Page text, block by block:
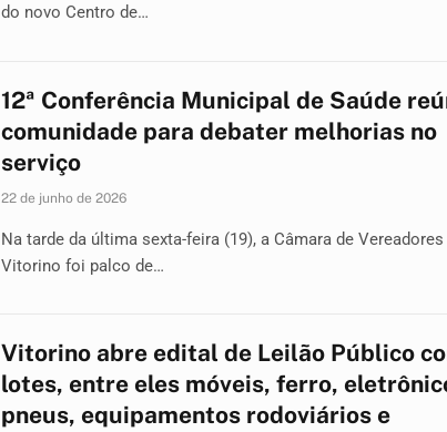
do novo Centro de…
12ª Conferência Municipal de Saúde
comunidade para debater melhorias no
serviço
22 de junho de 2026
Na tarde da última sexta-feira (19), a Câmara de Vereadores
Vitorino foi palco de…
Vitorino abre edital de Leilão Público
lotes, entre eles móveis, ferro,
pneus, equipamentos rodoviários e